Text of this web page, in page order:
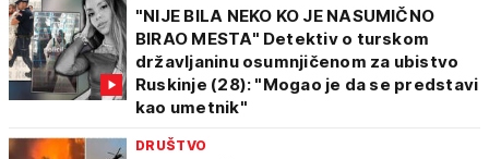
"NIJE BILA NEKO KO JE NASUMIČNO
BIRAO MESTA" Detektiv o turskom
državljaninu osumnjičenom za ubistvo
Ruskinje (28): "Mogao je da se predstavi
kao umetnik"
DRUŠTVO